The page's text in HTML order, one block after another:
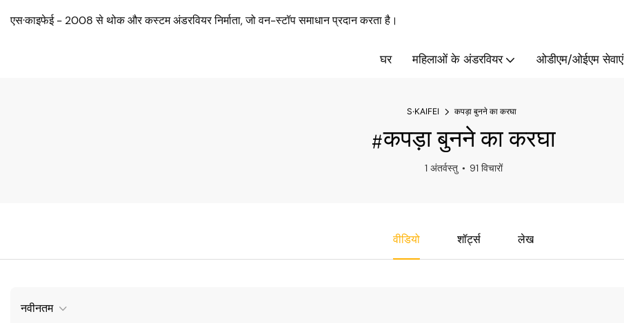
एस·काइफेई - 2008 से थोक और कस्टम अंडरवियर निर्माता, जो वन-स्टॉप समाधान प्रदान करता है।
घर महिलाओं के अंडरवियर ओडीएम/ओईएम सेवाएं
S·KAIFEI कपड़ा बुनने का करघा
#कपड़ा बुनने का करघा
1 अंतर्वस्तु 91 विचारों
वीडियो शॉर्ट्स लेख
नवीनतम